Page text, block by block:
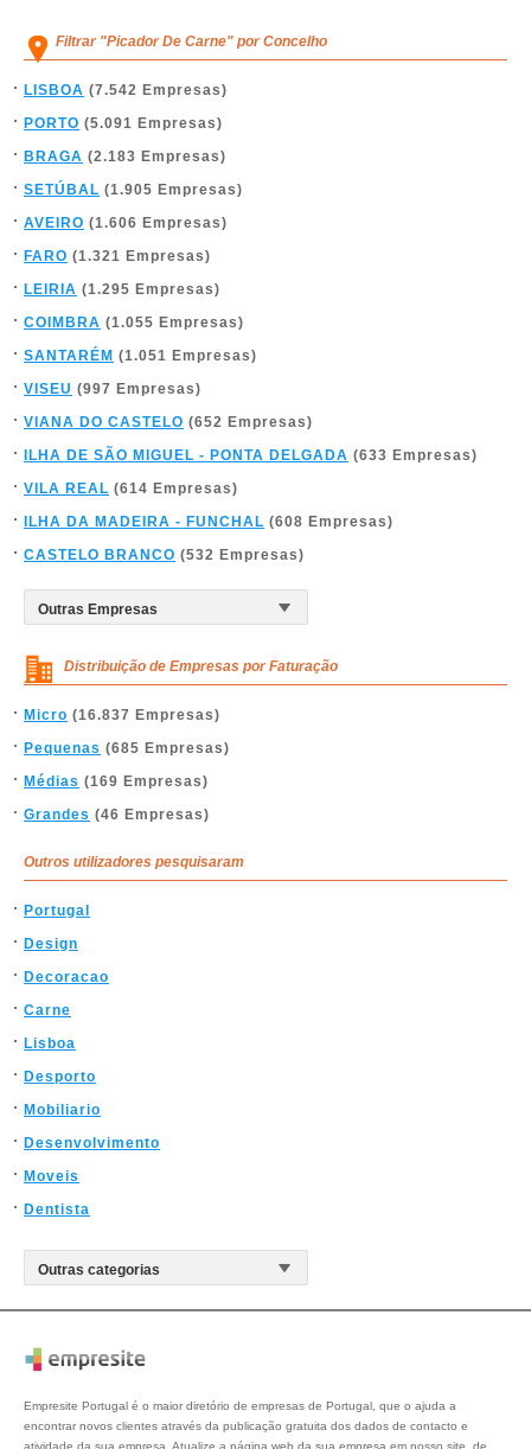
Filtrar "Picador De Carne" por Concelho
LISBOA (7.542 Empresas)
PORTO (5.091 Empresas)
BRAGA (2.183 Empresas)
SETÚBAL (1.905 Empresas)
AVEIRO (1.606 Empresas)
FARO (1.321 Empresas)
LEIRIA (1.295 Empresas)
COIMBRA (1.055 Empresas)
SANTARÉM (1.051 Empresas)
VISEU (997 Empresas)
VIANA DO CASTELO (652 Empresas)
ILHA DE SÃO MIGUEL - PONTA DELGADA (633 Empresas)
VILA REAL (614 Empresas)
ILHA DA MADEIRA - FUNCHAL (608 Empresas)
CASTELO BRANCO (532 Empresas)
Distribuição de Empresas por Faturação
Micro (16.837 Empresas)
Pequenas (685 Empresas)
Médias (169 Empresas)
Grandes (46 Empresas)
Outros utilizadores pesquisaram
Portugal
Design
Decoracao
Carne
Lisboa
Desporto
Mobiliario
Desenvolvimento
Moveis
Dentista
Empresite Portugal é o maior diretório de empresas de Portugal, que o ajuda a
encontrar novos clientes através da publicação gratuita dos dados de contacto e